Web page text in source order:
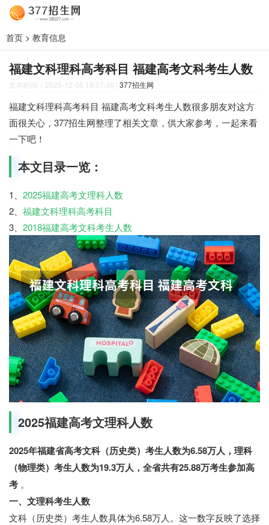
首页 > 教育信息
福建文科理科高考科目 福建高考文科考生人数
发布时间：2025-12-05 18:07:46 | 377招生网
福建文科理科高考科目 福建高考文科考生人数很多朋友对这方
面很关心，377招生网整理了相关文章，供大家参考，一起来看
一下吧！
本文目录一览：
1、 2025福建高考文理科人数
2、 福建文科理科高考科目
3、 2018福建高考文科考生人数
2025福建高考文理科人数
2025年福建省高考文科（历史类）考生人数为6.58万人，理科
（物理类）考生人数为19.3万人，全省共有25.88万考生参加高
考 。
一、文理科考生人数
文科（历史类）考生人数具体为6.58万人。这一数字反映了选择